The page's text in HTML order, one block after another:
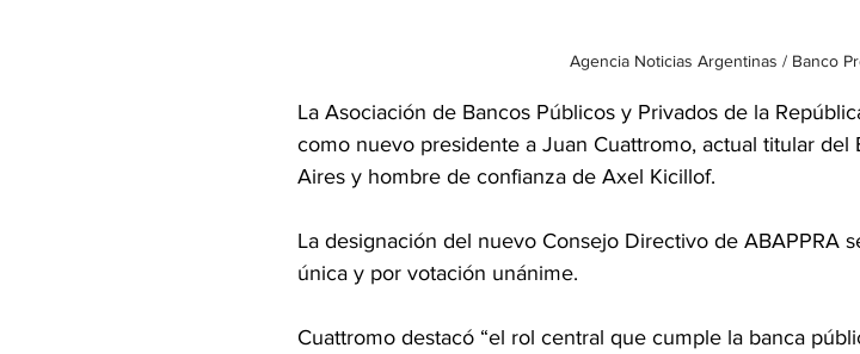
Agencia Noticias Argentinas / Banco
La Asociación de Bancos Públicos y Privados de la
como nuevo presidente a Juan Cuattromo, actual titular del
Aires y hombre de confianza de Axel Kicillof.
La designación del nuevo Consejo Directivo de ABAPPRA
única y por votación unánime.
Cuattromo destacó “el rol central que cumple la banca